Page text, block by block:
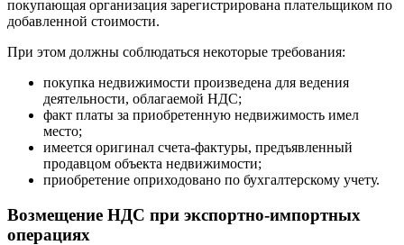
покупающая организация зарегистрирована плательщиком по
добавленной стоимости.
При этом должны соблюдаться некоторые требования:
покупка недвижимости произведена для ведения
деятельности, облагаемой НДС;
факт платы за приобретенную недвижимость имел
место;
имеется оригинал счета-фактуры, предъявленный
продавцом объекта недвижимости;
приобретение оприходовано по бухгалтерскому учету.
Возмещение НДС при экспортно-импортных
операциях